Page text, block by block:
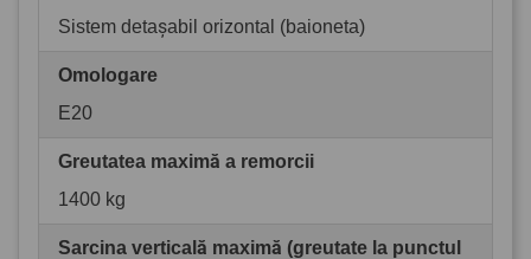
Sistem detașabil orizontal (baioneta)
Omologare
E20
Greutatea maximă a remorcii
1400 kg
Sarcina verticală maximă (greutate la punctul